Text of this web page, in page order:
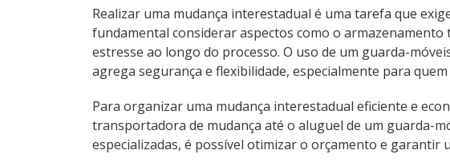
Realizar uma mudança interestadual é uma tarefa que
fundamental considerar aspectos como o
estresse ao longo do processo. O uso de um guarda-
agrega segurança e flexibilidade, especialmente para
Para organizar uma mudança interestadual eficiente e
transportadora de mudança até o aluguel de um guarda-
especializadas, é possível otimizar o orçamento e